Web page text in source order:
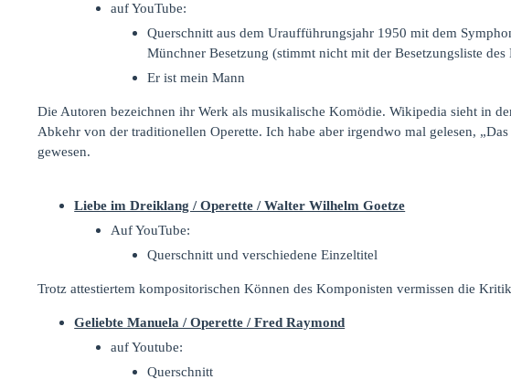
auf YouTube:
Querschnitt aus dem Uraufführungsjahr 1950 mit dem
Münchner Besetzung (stimmt nicht mit der Besetzungsliste
Er ist mein Mann
Die Autoren bezeichnen ihr Werk als musikalische Komödie. Wikipedia sieht in
Abkehr von der traditionellen Operette. Ich habe aber irgendwo mal gelesen,
gewesen.
Liebe im Dreiklang / Operette / Walter Wilhelm Goetze
Auf YouTube:
Querschnitt und verschiedene Einzeltitel
Trotz attestiertem kompositorischen Können des Komponisten vermissen die
Geliebte Manuela / Operette / Fred Raymond
auf Youtube:
Querschnitt